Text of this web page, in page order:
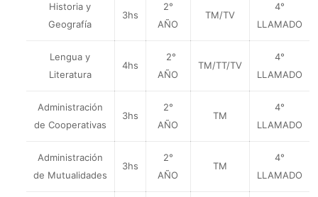
Historia y
Geografía
3hs
2°
AÑO
TM/TV
4°
LLAMADO
Lengua y
Literatura
4hs
2°
AÑO
TM/TT/TV
4°
LLAMADO
Administración
de Cooperativas
3hs
2°
AÑO
TM
4°
LLAMADO
Administración
de Mutualidades
3hs
2°
AÑO
TM
4°
LLAMADO